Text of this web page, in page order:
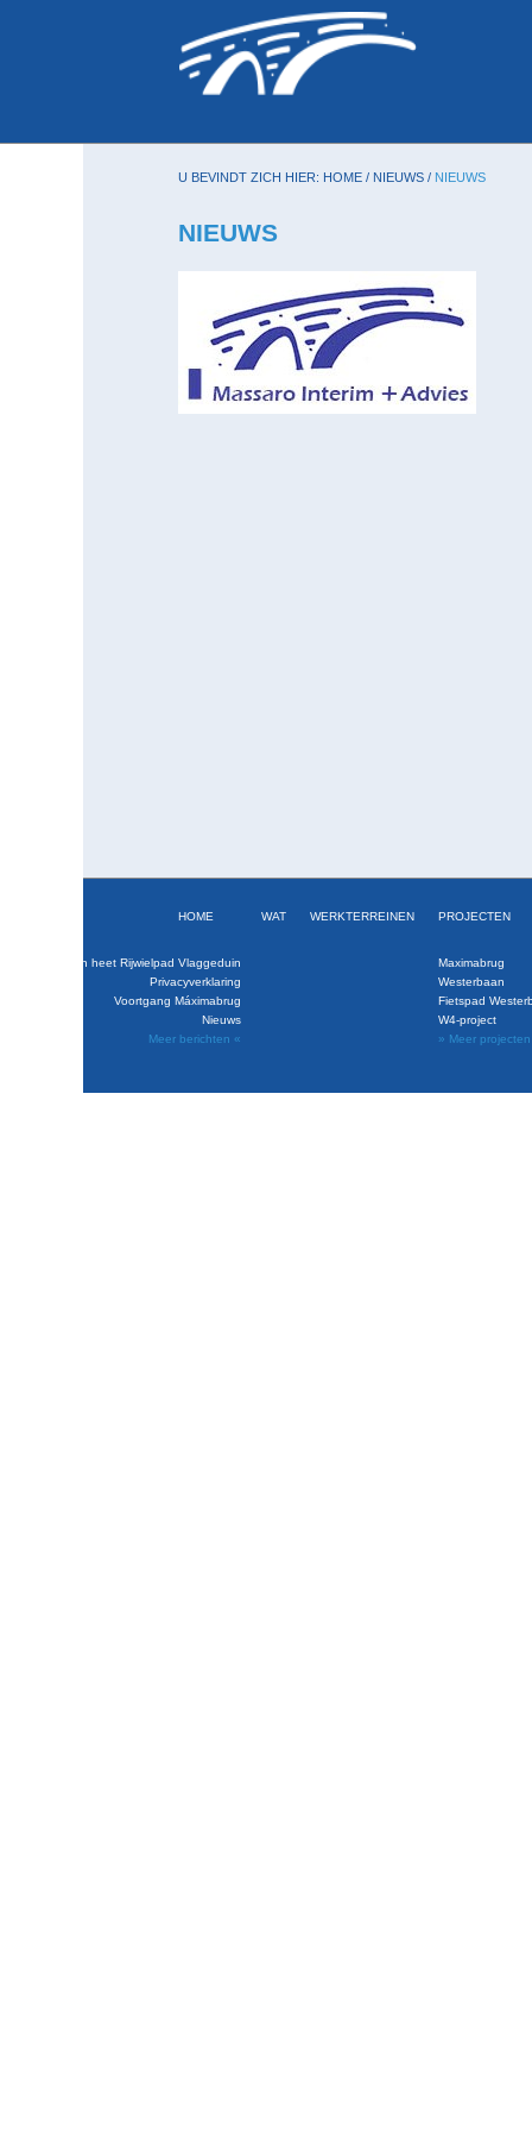
U BEVINDT ZICH HIER: HOME / NIEUWS / NIEUWS
NIEUWS
HOME
is klaar en heet Rijwielpad Vlaggeduin
Privacyverklaring
Voortgang Máximabrug
Nieuws
Meer berichten «
WAT WERKTERREINEN PROJECTEN
Maximabrug
Westerbaan
Fietspad
W4-project
» Meer projecten